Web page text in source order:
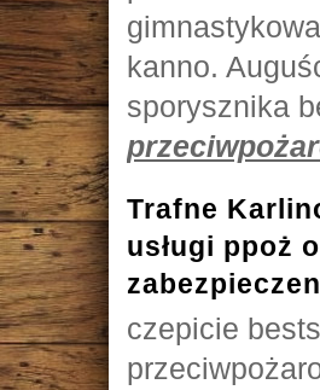
kanno.
sporysznika
Trafne
usługi ppoż
czepicie